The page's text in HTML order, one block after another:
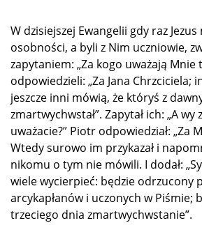
W dzisiejszej Ewangelii gdy raz Jezus
osobności, a byli z Nim uczniowie,
zapytaniem: „Za kogo uważają Mnie
odpowiedzieli: „Za Jana Chrzciciela;
jeszcze inni mówią, że któryś z
zmartwychwstał”. Zapytał ich: „A wy
uważacie?” Piotr odpowiedział: „Za
Wtedy surowo im przykazał i
nikomu o tym nie mówili. I dodał:
wiele wycierpieć: będzie odrzucony
arcykapłanów i uczonych w Piśmie;
trzeciego dnia zmartwychwstanie”.